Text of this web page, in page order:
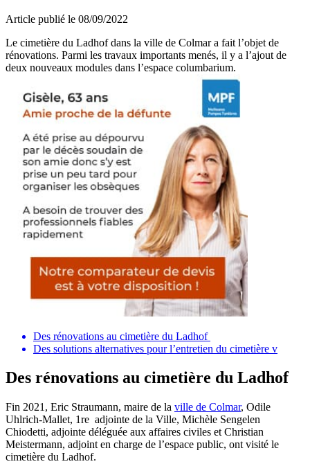
Article publié le 08/09/2022
Le cimetière du Ladhof dans la ville de Colmar a fait l’objet de
rénovations. Parmi les travaux importants menés, il y a l’ajout de
deux nouveaux modules dans l’espace columbarium.
Des rénovations au cimetière du Ladhof
Des solutions alternatives pour l’entretien du cimetière v
Des rénovations au cimetière du Ladhof
Fin 2021, Eric Straumann, maire de la ville de Colmar, Odile
Uhlrich-Mallet, 1re adjointe de la Ville, Michèle Sengelen
Chiodetti, adjointe déléguée aux affaires civiles et Christian
Meistermann, adjoint en charge de l’espace public, ont visité le
cimetière du Ladhof.